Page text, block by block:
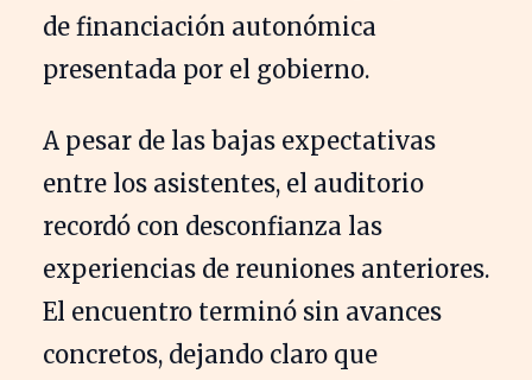
de financiación autonómica
presentada por el gobierno.
A pesar de las bajas expectativas
entre los asistentes, el auditorio
recordó con desconfianza las
experiencias de reuniones anteriores.
El encuentro terminó sin avances
concretos, dejando claro que